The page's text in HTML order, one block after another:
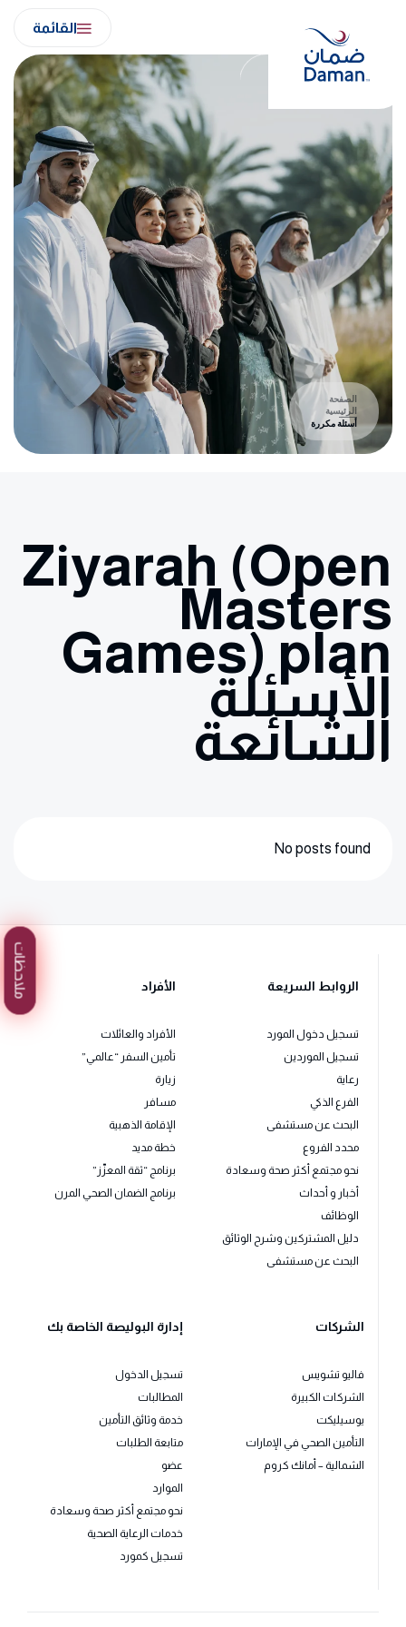
content
القائمة
الصفحة
الرئيسية
أسئلة مكررة
Ziyarah (Open
Masters
Games) plan
الأسئلة
الشائعة
No posts found
الروابط السريعة
تسجيل دخول المورد
تسجيل الموردين
رعاية
الفرع الذكي
البحث عن مستشفى
محدد الفروع
نحو مجتمع أكثر صحة وسعادة
أخبار و أحداث
الوظائف
دليل المشتركين وشرح الوثائق
البحث عن مستشفى
الأفراد
الأفراد والعائلات
تأمين السفر “عالمي”
زيارة
مسافر
الإقامة الذهبية
خطة مديد
برنامج “ثقة المعزّز”
برنامج الضمان الصحي المرن
الشركات
فاليو تشويس
الشركات الكبيرة
يوسيليكت
التأمين الصحي في الإمارات
الشمالية – أمانك كروم
إدارة البوليصة الخاصة بك
تسجيل الدخول
المطالبات
خدمة وثائق التأمين
متابعة الطلبات
عضو
الموارد
نحو مجتمع أكثر صحة وسعادة
خدمات الرعاية الصحية
تسجيل كمورد
ملاحظات